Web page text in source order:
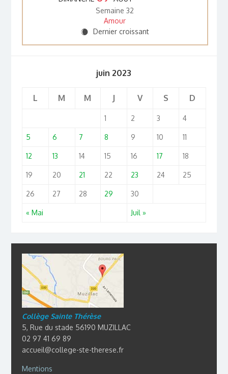
Semaine 32
Amour
X Dernier croissant
juin 2023
L M M J V S D
« Mai Juil »
1 2 3 4
5 6 7 8 9 10 11
12 13 14 15 16 17 18
19 20 21 22 23 24 25
26 27 28 29 30
Collège Sainte Thérèse
5, Rue du stade 56190 MUZILLAC
02 97 41 69 89
accueil@college-ste-therese.fr
Mentions